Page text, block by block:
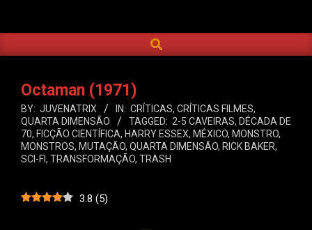
DO
INFERNO
Navigation
SEARCH
Octaman (1971)
BY: JUVENATRIX IN: CRÍTICAS, CRÍTICAS FILMES,
QUARTA DIMENSÃO
TAGGED: 2-5 CAVEIRAS, DÉCADA DE
70, FICÇÃO CIENTÍFICA, HARRY ESSEX, MÉXICO, MONSTRO,
MONSTROS, MUTAÇÃO, QUARTA DIMENSÃO, RICK BAKER,
SCI-FI, TRANSFORMAÇÃO, TRASH
3.8 (5)